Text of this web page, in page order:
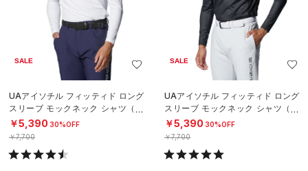
SALE
UAアイソチル フィッティド ロング
スリーブ モックネック シャツ（ゴ
ルフ/MEN）
￥5,390 30%OFF
￥7,700
SALE
UAアイソチル フィッティド ロング
スリーブ モックネック シャツ（ゴ
ルフ/MEN）
￥5,390 30%OFF
￥7,700